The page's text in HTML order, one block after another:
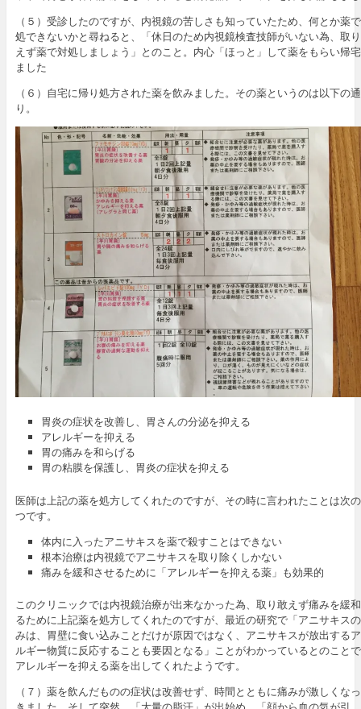
（５）受診したのですが、内視鏡の苦しさも知っていたため、何とか薬
処できないかと尋ねると、「休日のため内視鏡検査技師がいない為、取
えず薬で対処しましょう」とのこと。内心「ほっと」して薬をもらい帰
ました
（６）自宅に帰り処方された薬を飲みました。その薬というのは以下の通
り。
胃炎の症状を改善し、胃さんの分泌を抑える
アレルギーを抑える
胃の痛みを和らげる
胃の粘膜を保護し、胃炎の症状を抑える
医師は上記の薬を処方してくれたのですが、その時に言われたことは次
つです。
体内に入ったアニサキスを薬で殺すことはできない
根本治療は内視鏡でアニサキスを取り除くしかない
痛みを緩和させるために「アレルギーを抑える薬」も効果的
このクリニックでは内視鏡治療が出来なかった為、取り敢えず痛みを緩
るために上記薬を処方してくれたのですが、最近の研究で「アニサキス
みは、胃壁に食い込みことだけが原因ではなく、アニサキスが放出する
ルギー物質に反応することも要因となる」ことがわかっているとのこと
アレルギーを抑える薬を出してくれたようです。
（７）薬を飲んだものの症状は改善せず、時間とともに痛みが激しくな